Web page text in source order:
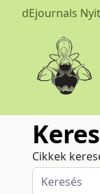
dEjournals
Cikkek